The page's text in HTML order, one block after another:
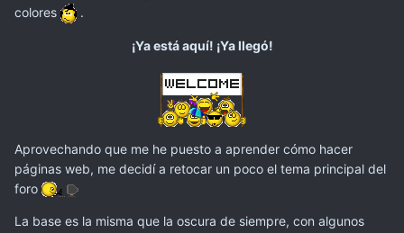
colores
.
¡Ya está aquí! ¡Ya llegó!
Aprovechando que me he puesto a aprender cómo hacer
páginas web, me decidí a retocar un poco el tema principal del
foro
La base es la misma que la oscura de siempre, con algunos